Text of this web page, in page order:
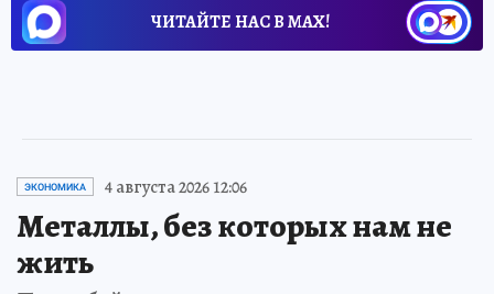
ЧИТАЙТЕ НАС В МАХ!
ЭКОНОМИКА 4 августа 2026 12:06
Металлы, без которых нам не
жить